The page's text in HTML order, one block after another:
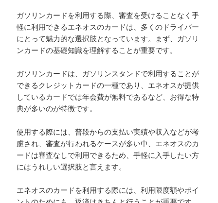
ガソリンカードを利用する際、審査を受けることなく手
軽に利用できるエネオスのカードは、多くのドライバー
にとって魅力的な選択肢となっています。まず、ガソリ
ンカードの基礎知識を理解することが重要です。
ガソリンカードは、ガソリンスタンドで利用することが
できるクレジットカードの一種であり、エネオスが提供
しているカードでは年会費が無料であるなど、お得な特
典が多いのが特徴です。
使用する際には、普段からの支払い実績や収入などが考
慮され、審査が行われるケースが多い中、エネオスのカ
ードは審査なしで利用できるため、手軽に入手したい方
にはうれしい選択肢と言えます。
エネオスのカードを利用する際には、利用限度額やポイ